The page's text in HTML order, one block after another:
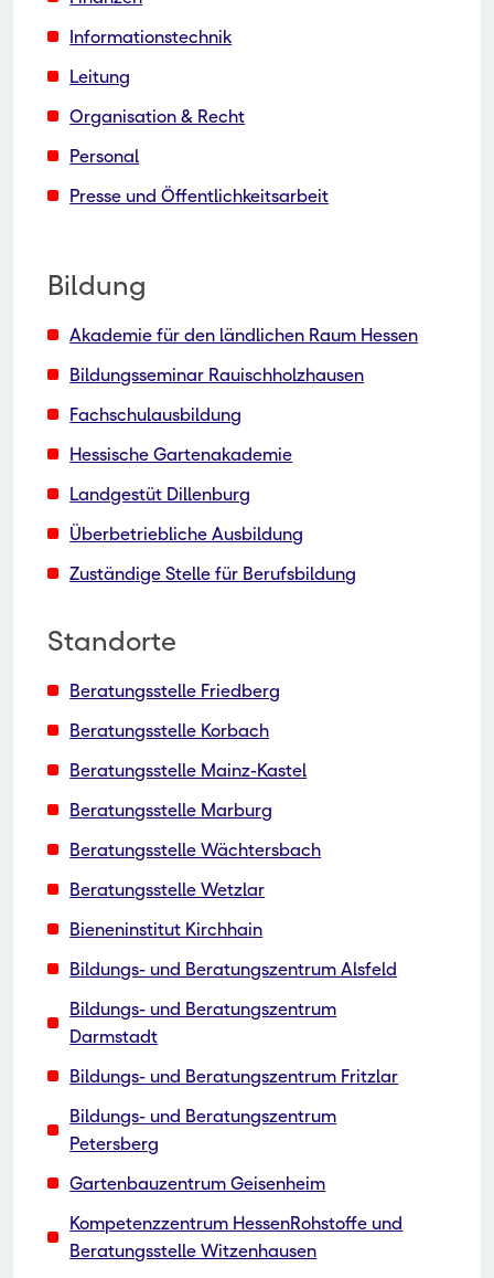
Informationstechnik
Leitung
Organisation & Recht
Personal
Presse und Öffentlichkeitsarbeit
Bildung
Akademie für den ländlichen Raum Hessen
Bildungsseminar Rauischholzhausen
Fachschulausbildung
Hessische Gartenakademie
Landgestüt Dillenburg
Überbetriebliche Ausbildung
Zuständige Stelle für Berufsbildung
Standorte
Beratungsstelle Friedberg
Beratungsstelle Korbach
Beratungsstelle Mainz-Kastel
Beratungsstelle Marburg
Beratungsstelle Wächtersbach
Beratungsstelle Wetzlar
Bieneninstitut Kirchhain
Bildungs- und Beratungszentrum Alsfeld
Bildungs- und Beratungszentrum
Darmstadt
Bildungs- und Beratungszentrum Fritzlar
Bildungs- und Beratungszentrum
Petersberg
Gartenbauzentrum Geisenheim
Kompetenzzentrum HessenRohstoffe und
Beratungsstelle Witzenhausen